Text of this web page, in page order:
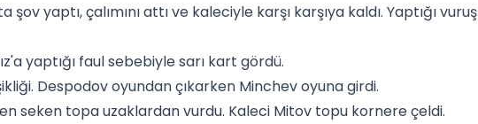
şov yaptı, çalımını attı ve kaleciyle karşı karşıya kaldı. Yaptığı vuruş
yaptığı faul sebebiyle sarı kart gördü.
Despodov oyundan çıkarken Minchev oyuna girdi.
seken topa uzaklardan vurdu. Kaleci Mitov topu kornere çeldi.